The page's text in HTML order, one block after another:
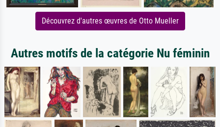
Découvrez d'autres œuvres de Otto Mueller
Autres motifs de la catégorie Nu féminin